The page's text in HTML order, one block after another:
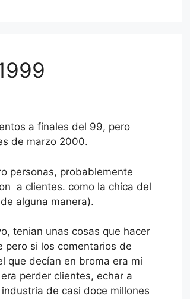
a finales del 99, pero
de marzo 2000.
personas, probablemente
a clientes. como la chica del
alguna manera).
tenian unas cosas que hacer
pero si los comentarios de
que decían en broma era mi
perder clientes, echar a
de casi doce millones